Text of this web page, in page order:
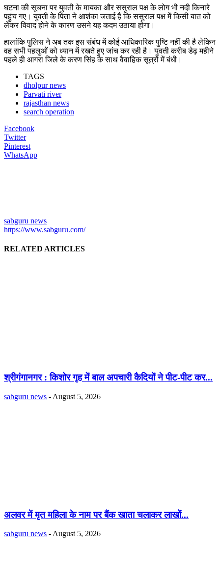
घटना की सूचना पर युवती के मायका और ससुराल पक्ष के लोग भी नदी किनारे
पहुंच गए। युवती के पिता ने आशंका जताई है कि ससुराल पक्ष में किसी बात को
लेकर विवाद होने के कारण उसने यह कदम उठाया होगा।
हालांकि पुलिस ने अब तक इस संबंध में कोई आधिकारिक पुष्टि नहीं की है लेकिन
वह सभी पहलुओं को ध्यान में रखते हुए जांच कर रही है। युवती करीब डेढ़ महीने
पहले ही आगरा जिले के करण सिंह के साथ वैवाहिक सूत्रों में बंधी।
TAGS
dholpur news
Parvati river
rajasthan news
search operation
Facebook
Twitter
Pinterest
WhatsApp
sabguru news
https://www.sabguru.com/
RELATED ARTICLES
श्रीगंगानगर : किशोर गृह में बाल अपचारी कैदियों ने पीट-पीट कर...
sabguru news - August 5, 2026
अलवर में मृत महिला के नाम पर बैंक खाता चलाकर लाखों...
sabguru news - August 5, 2026